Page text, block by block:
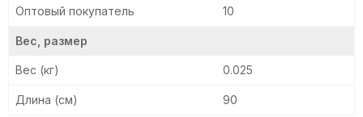
Оптовый покупатель 10
Вес, размер
Вес (кг) 0.025
Длина (см) 90